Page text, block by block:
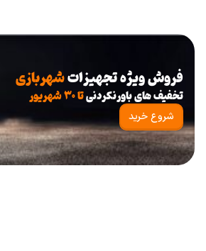
فروش ویژه تجهیزاتشهربازی
تخفیف های باورنکردنیتا ۳۰ شهریور
شروع خرید